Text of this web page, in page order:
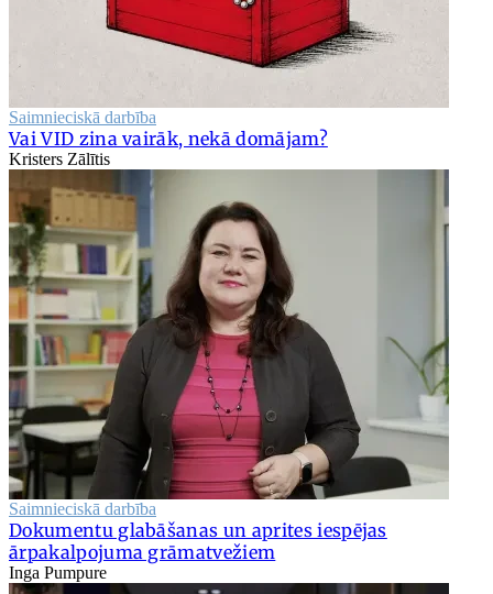
Saimnieciskā darbība
Vai VID zina vairāk, nekā domājam?
Kristers Zālītis
Saimnieciskā darbība
Dokumentu glabāšanas un aprites iespējas
ārpakalpojuma grāmatvežiem
Inga Pumpure